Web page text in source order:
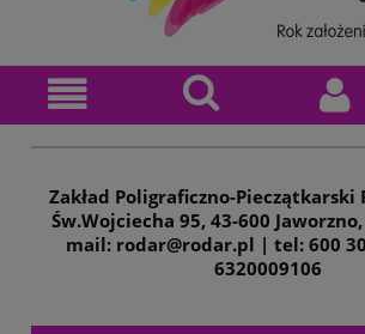
Zakład Poligraficzno-Pieczątkarski
Św.Wojciecha 95, 43-600
mail: rodar@rodar.pl | tel: 600
6320009106